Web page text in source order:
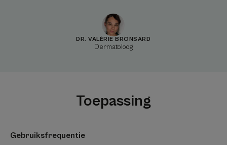
DR. VALÉRIE BRONSARD
Dermatoloog
Toepassing
Gebruiksfrequentie